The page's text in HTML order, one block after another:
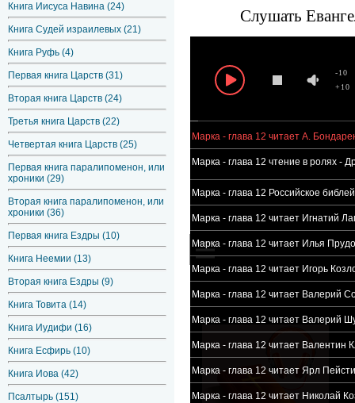
Книга Иисуса Навина (24)
Книга Судей израилевых (21)
Книга Руфь (4)
Первая книга Царств (31)
Вторая книга Царств (24)
Третья книга Царств (22)
Четвертая книга Царств (25)
Первая книга паралипоменон, или
хроники (29)
Вторая книга паралипоменон, или
хроники (36)
Первая книга Ездры (10)
Книга Неемии (13)
Вторая книга Ездры (9)
Книга Товита (14)
Книга Иудифи (16)
Книга Есфирь (10)
Книга Иова (42)
Псалтырь (151)
Слушать
+10
-10
Евангелие от Марка - глава 12 читает А.
Евангелие от Марка - глава 12 чтение в ролях
Евангелие от Марка - глава 12 Росcийское
Евангелие от Марка - глава 12 читает Игнатий
Евангелие от Марка - глава 12 читает Илья
Евангелие от Марка - глава 12 читает Игорь
Евангелие от Марка - глава 12 читает Валерий
Евангелие от Марка - глава 12 читает Валерий
Евангелие от Марка - глава 12 читает Валентин
Евангелие от Марка - глава 12 читает Ярл Пейсти
Евангелие от Марка - глава 12 читает Николай